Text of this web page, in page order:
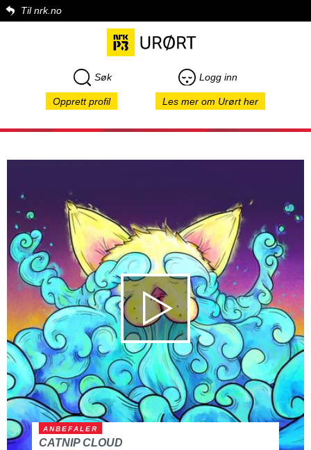
Til nrk.no
Søk Logg inn
Opprett profil Les mer om Urørt her
ANBEFALER
CATNIP CLOUD